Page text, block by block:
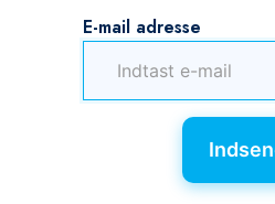
E-mail adresse